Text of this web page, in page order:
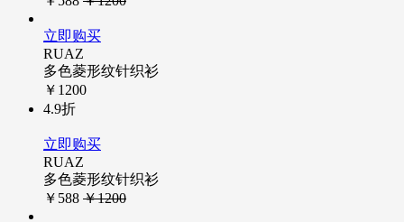
立即购买
RUAZ
多色菱形纹针织衫
￥1200
4.9折
立即购买
RUAZ
多色菱形纹针织衫
￥588 ￥1200